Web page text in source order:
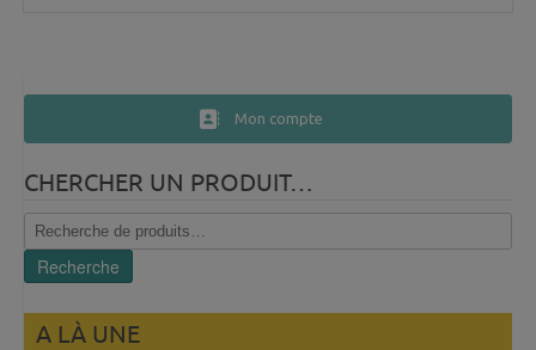
Mon compte
CHERCHER UN PRODUIT…
Recherche
pour :
Recherche
A LÀ UNE